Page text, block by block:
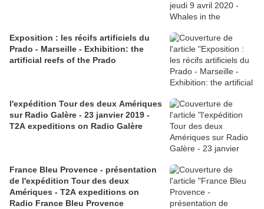
Exposition : les récifs artificiels du
Prado - Marseille - Exhibition: the
artificial reefs of the Prado
l'expédition Tour des deux Amériques
sur Radio Galère - 23 janvier 2019 -
T2A expeditions on Radio Galère
France Bleu Provence - présentation
de l'expédition Tour des deux
Amériques - T2A expeditions on
Radio France Bleu Provence